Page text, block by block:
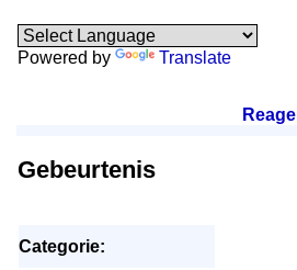
Powered by Translate
Gebeurtenis
Categorie: